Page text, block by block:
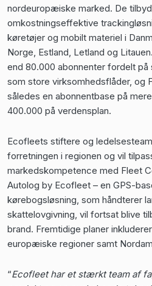
nordeuropæiske marked. De
omkostningseffektive
køretøjer og mobilt materiel i
Norge, Estland, Letland og
end 80.000 abonnenter fordelt
som store virksomhedsflåder, og
således en abonnentbase på
400.000 på verdensplan.
Ecofleets stiftere og
forretningen i regionen og vil
markedskompetence med Fleet
Autolog by Ecofleet – en GPS-
kørebogsløsning, som håndterer
skattelovgivning, vil fortsat blive
brand. Fremtidige planer
europæiske regioner samt
“Ecofleet har et stærkt team af